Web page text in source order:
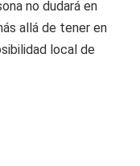
no dudará en
allá de tener en
local de